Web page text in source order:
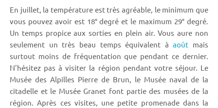
En juillet, la température est très agréable, le minimum que
vous pouvez avoir est 18° degré et le maximum 29° degré.
Un temps propice aux sorties en plein air. Vous aure non
seulement un très beau temps équivalent àaoût mais
surtout moins de fréquentation que pendant ce dernier.
N'hésitez pas à visiter la région pendant votre séjour. Le
Musée des Alpilles Pierre de Brun, le Musée naval de la
citadelle et le Musée Granet font partie des musées de la
région. Après ces visites, une petite promenade dans la